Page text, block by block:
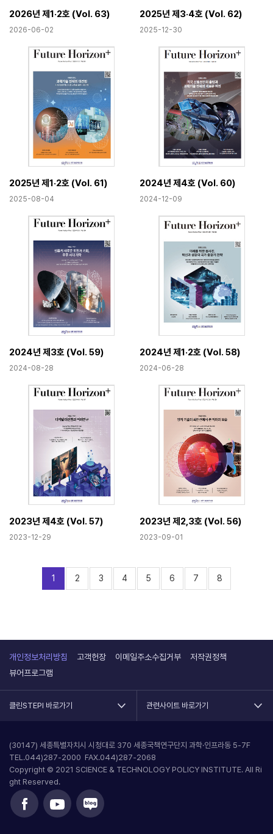
2026년 제1·2호 (Vol. 63)
2026-06-02
2025년 제3·4호 (Vol. 62)
2025-12-30
2025년 제1·2호 (Vol. 61)
2025-08-04
2024년 제4호 (Vol. 60)
2024-12-09
2024년 제3호 (Vol. 59)
2024-08-28
2024년 제1·2호 (Vol. 58)
2024-06-28
2023년 제4호 (Vol. 57)
2023-12-29
2023년 제2,3호 (Vol. 56)
2023-09-01
1 2 3 4 5 6 7 8
개인정보처리방침 고객헌장 이메일주소수집거부
저작권정책
뷰어프로그램
클린STEPI 바로가기 관련사이트 바로가기
(30147) 세종특별자치시 시청대로 370 세종국책연구단지 과학·인프라동 5-7F
TEL.044)287-2000 FAX.044)287-2068
Copyright © 2021 SCIENCE & TECHNOLOGY POLICY INSTITUTE. All Ri
ght Reserved.